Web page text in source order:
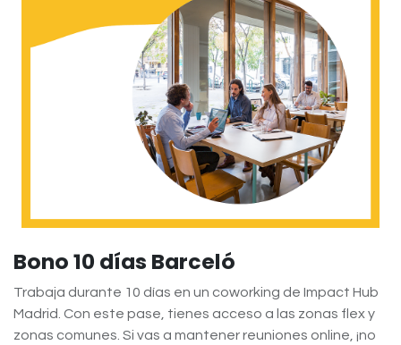
Bono 10 días Barceló
Trabaja durante 10 días en un coworking de Impact Hub
Madrid. Con este pase, tienes acceso a las zonas flex y
zonas comunes. Si vas a mantener reuniones online, ¡no